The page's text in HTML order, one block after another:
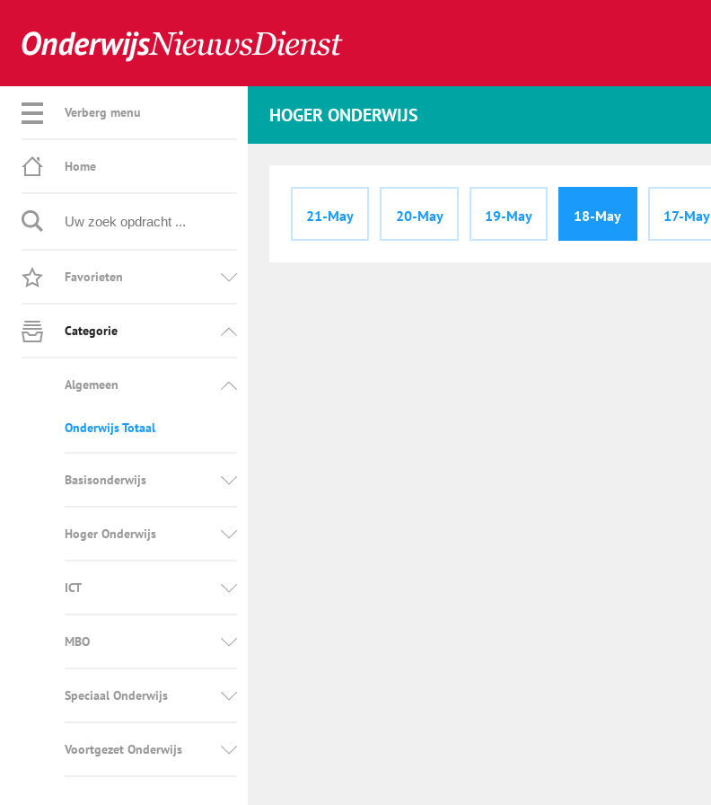
Verberg menu
Home
Favorieten
Categorie
Algemeen
Onderwijs Totaal
Basisonderwijs
Hoger Onderwijs
ICT
MBO
Speciaal Onderwijs
Voortgezet Onderwijs
HOGER ONDERWIJS
21-May 20-May 19-May 18-May 17-May